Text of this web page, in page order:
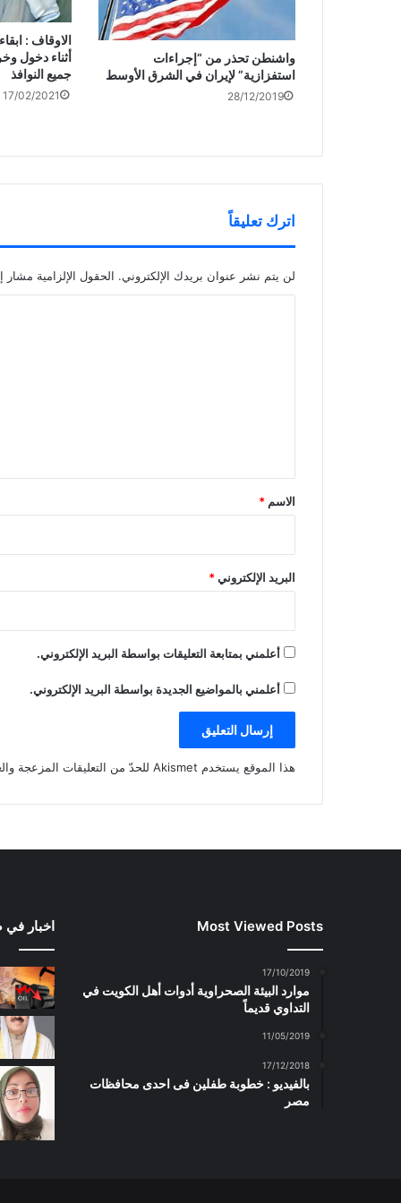
واشنطن تحذر من “إجراءات
استفزازية” لإيران في الشرق الأوسط
28/12/2019
الاوقاف :
أثناء دخول
جميع النوافذ
17/02/2021
اترك تعليقاً
لن يتم نشر عنوان بريدك الإلكتروني. الحقول الإلزامية مشار
*
الاسم *
البريد الإلكتروني*
أعلمني بمتابعة التعليقات بواسطة البريد الإلكتروني.
أعلمني بالمواضيع الجديدة بواسطة البريد الإلكتروني.
هذا الموقع يستخدم Akismet للحدّ من التعليقات المزعجة والغير مرغوبة.
Most Viewed Posts
17/10/2019
موارد البيئة الصحراوية أدوات أهل الكويت في
التداوي قديماً
11/05/2019
17/12/2018
بالفيديو : خطوبة طفلين فى احدى محافظات
مصر
اخبار في